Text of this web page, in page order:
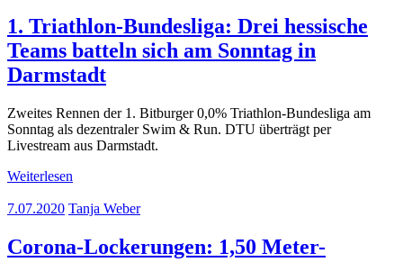
1. Triathlon-Bundesliga: Drei hessische
Teams batteln sich am Sonntag in
Darmstadt
Zweites Rennen der 1. Bitburger 0,0% Triathlon-Bundesliga am
Sonntag als dezentraler Swim & Run. DTU überträgt per
Livestream aus Darmstadt.
Weiterlesen
7.07.2020 Tanja Weber
Corona-Lockerungen: 1,50 Meter-